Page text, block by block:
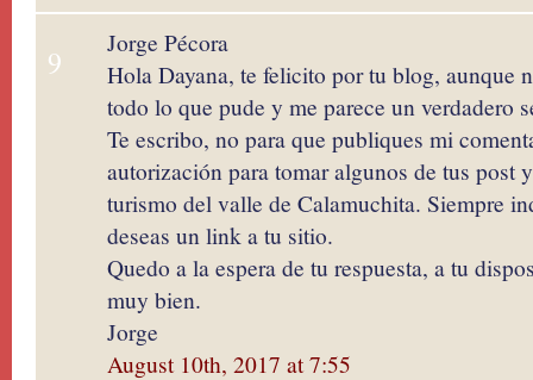
9
Jorge Pécora
Hola Dayana, te felicito por tu blog, aunque
todo lo que pude y me parece un verdadero
Te escribo, no para que publiques mi
autorización para tomar algunos de tus post
turismo del valle de Calamuchita. Siempre
deseas un link a tu sitio.
Quedo a la espera de tu respuesta, a tu
muy bien.
Jorge
August 10th, 2017 at 7:55